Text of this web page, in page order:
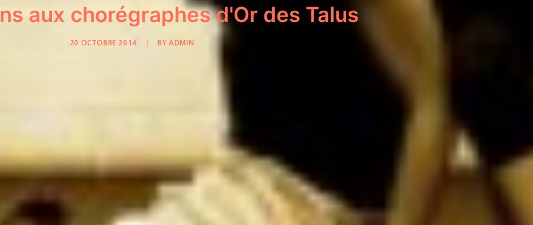
aux chorégraphes d'Or des Talus
20 OCTOBRE 2014 | BYADMIN